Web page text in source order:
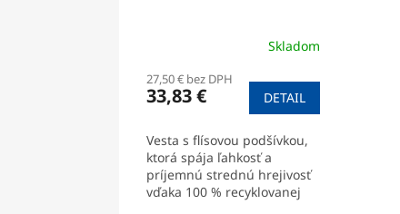
Skladom
27,50 € bez DPH
33,83 € DETAIL
Vesta s flísovou podšívkou,
ktorá spája ľahkosť a
príjemnú strednú hrejivosť
vďaka 100 % recyklovanej